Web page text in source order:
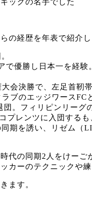
ックの名手でした
の経歴を年表で紹介し
で優勝し日本一を経験
会決勝で、左足首靭
ブのエッジワース
。フィリピンリー
プレンツに入団する
期を誘い、リゼム（
代の同期2人をけー
カーのテクニックや
ます。